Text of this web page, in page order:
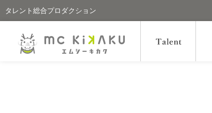
タレント総合プロダクション